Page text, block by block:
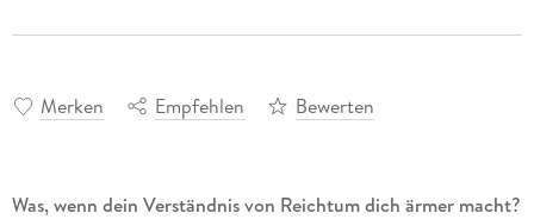
Merken Empfehlen Bewerten
Was, wenn dein Verständnis von Reichtum dich ärmer macht?